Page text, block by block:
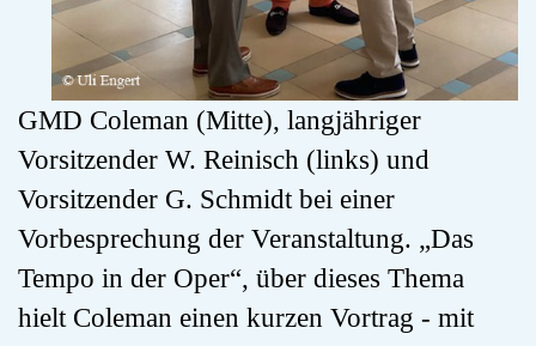
GMD Coleman (Mitte), langjähriger
Vorsitzender W. Reinisch (links) und
Vorsitzender G. Schmidt bei einer
Vorbesprechung der Veranstaltung. „Das
Tempo in der Oper“, über dieses Thema
hielt Coleman einen kurzen Vortrag - mit